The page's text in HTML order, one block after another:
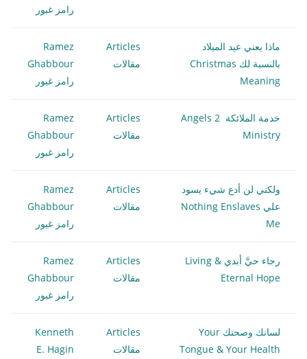
رامز غبور
ماذا يعني عيد الميلاد
بالنسبة لك Christmas
Meaning
Articles
مقالات
Ramez
Ghabbour
رامز غبور
خدمة الملائكة 2 Angels
Ministry
Articles
مقالات
Ramez
Ghabbour
رامز غبور
ولكني لن أدع شيء يسود
علي Nothing Enslaves
Me
Articles
مقالات
Ramez
Ghabbour
رامز غبور
رجاء حيَّ أبدي Living &
Eternal Hope
Articles
مقالات
Ramez
Ghabbour
رامز غبور
لسانك وصحتك Your
Tongue & Your Health
Articles
مقالات
Kenneth
E. Hagin